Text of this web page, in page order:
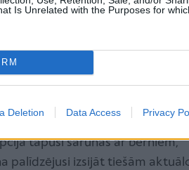
Is Unrelated with the Purposes for
Deletion Data Access Privacy
Skatīt visus
nodaļas vadītāja Zane
tapusi sarunās ar bērniem,
palīdzējusi izsijāt tiešām